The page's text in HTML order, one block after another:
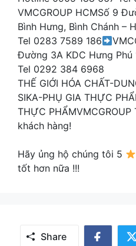
VMCGROUP HCMSố 9
Bình Hưng, Bình Chánh –
Tel 0283 7589 186
Đường 3A KDC Hưng Phú
Tel 0292 384 6968
THẾ GIỚI HÓA CHẤT-
SIKA-PHỤ GIA THỰC
THỰC
khách hàng!
Hãy ủng hộ chúng tôi 5
tốt hơn nữa !!!
Share
Share